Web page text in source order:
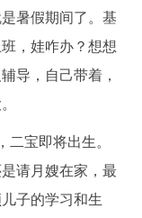
暑假期间了。基
，娃咋办？想想
导，自己带着，
宝即将出生。
请月嫂在家，最
子的学习和生